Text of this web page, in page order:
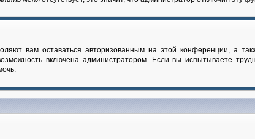
вам оставаться авторизованным на этой конференции, а
включена администратором. Если вы испытываете